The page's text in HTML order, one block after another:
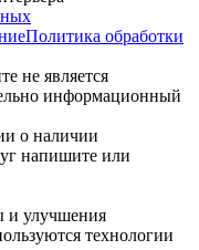
Политика обработки
не является
информационный
о наличии
напишите или
и улучшения
технологии